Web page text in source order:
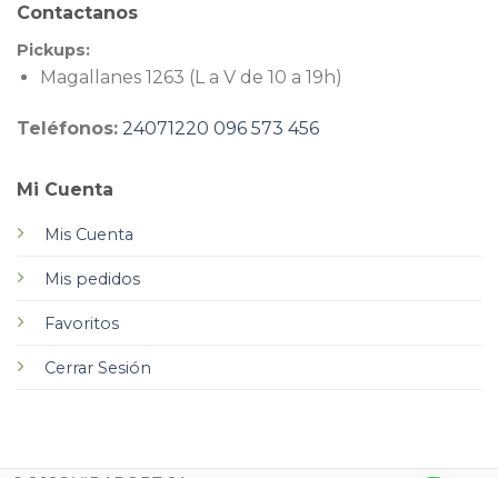
Mi Cuenta
Mis Cuenta
Mis pedidos
Favoritos
Cerrar Sesión
Contactanos
Pickups:
Magallanes 1263 (L a V de 10 a 19h)
Teléfonos: 24071220 096 573 456